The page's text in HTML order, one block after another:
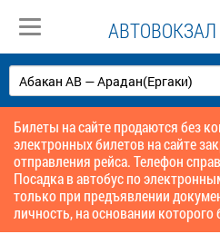
Билеты на сайте продаются без
электронных билетов на сайте
отправления рейса. Телефон
Посадка в автобус по
только при предъявлении
личность, на основании